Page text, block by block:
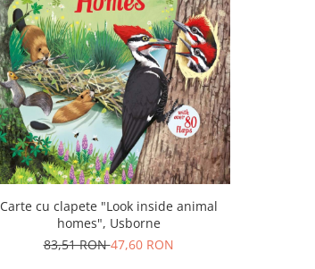
Carte cu clapete "Look inside animal
homes", Usborne
83,51 RON47,60 RON